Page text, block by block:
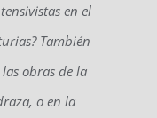
en el
También
obras de la
o en la